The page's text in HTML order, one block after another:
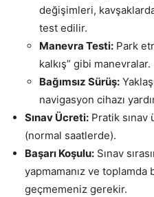
değişimleri,
test edilir.
Manevra Testi: Park
kalkış” gibi manevralar.
Bağımsız Sürüş:
navigasyon cihazı
Sınav Ücreti: Pratik sınav
(normal saatlerde).
Başarı Koşulu: Sınav
yapmamanız ve toplamda
geçmemeniz gerekir.